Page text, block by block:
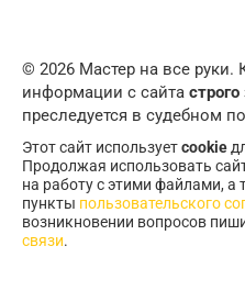
© 2026 Мастер на все руки.
информации с сайта
преследуется в судебном
Этот сайт используетcookie
Продолжая использовать
на работу с этими файлами, а
пункты пользовательского
возникновении вопросов
связи.